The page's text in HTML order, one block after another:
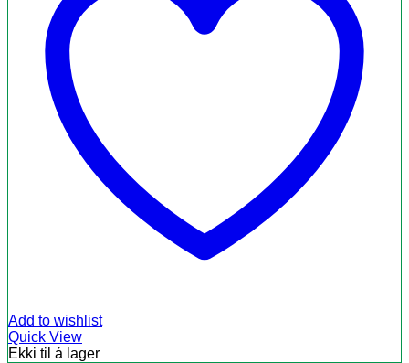
Add to wishlist
Quick View
Ekki til á lager